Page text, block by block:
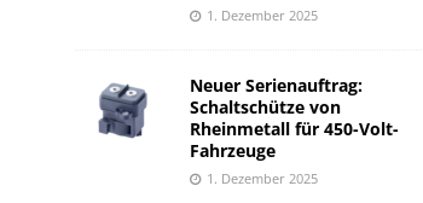
1. Dezember 2025
Neuer Serienauftrag:
Schaltschütze von
Rheinmetall für 450-Volt-
Fahrzeuge
1. Dezember 2025